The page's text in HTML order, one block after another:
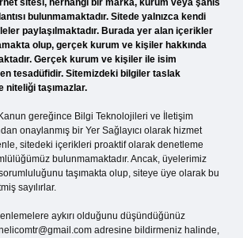
sitesi, herhangi bir marka, kurum veya şahıs
bulunmamaktadır. Sitede yalnızca kendi
paylaşılmaktadır. Burada yer alan içerikler
olup, gerçek kurum ve kişiler hakkında
Gerçek kurum ve kişiler ile isim
tesadüfidir. Sitemizdeki bilgiler taslak
niteliği taşımazlar.
gereğince Bilgi Teknolojileri ve İletişim
onaylanmış bir Yer Sağlayıcı olarak hizmet
sitedeki içerikleri proaktif olarak denetleme
bulunmamaktadır. Ancak, üyelerimiz
taşımakta olup, siteye üye olarak bu
sayılırlar.
aykırı olduğunu düşündüğünüz
adresine bildirmeniz halinde,